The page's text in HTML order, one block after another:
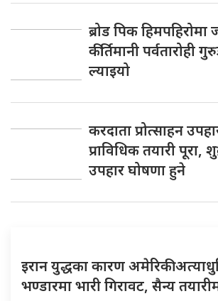
ब्रोड पिक
कीर्तिमानी
ल्याइयो
करदाता प्रोत्साहन
प्राविधिक तयारी पूरा,
उपहार घोषणा हुने
इरान युद्धका कारण अमेरिकी
भण्डारमा भारी गिरावट, सैन्य